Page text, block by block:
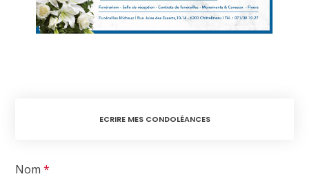
ECRIRE MES CONDOLÉANCES
Nom *